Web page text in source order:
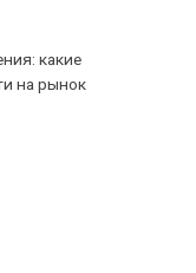
какие
на рынок